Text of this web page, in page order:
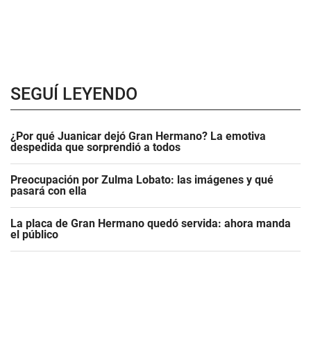
SEGUÍ LEYENDO
¿Por qué Juanicar dejó Gran Hermano? La emotiva
despedida que sorprendió a todos
Preocupación por Zulma Lobato: las imágenes y qué
pasará con ella
La placa de Gran Hermano quedó servida: ahora manda
el público